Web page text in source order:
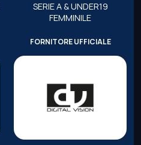
SERIE A & UNDER19
FEMMINILE
FORNITORE UFFICIALE